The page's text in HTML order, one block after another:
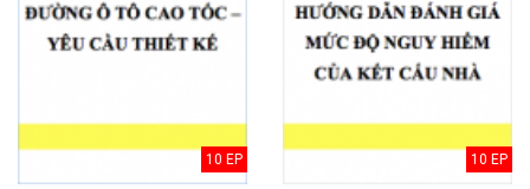
10 EP 10 EP